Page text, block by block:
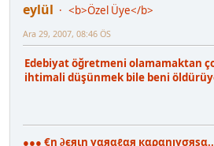
eylül
<b>Özel Üye</b>
Ara 29, 2007, 08:46 ÖS
Edebiyat öğretmeni olamamaktan
ihtimali düşünmek bile beni
●●● €η ∂єяιη уαяαℓαя